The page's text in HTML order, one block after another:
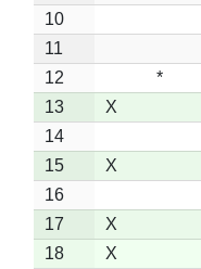
10
11
12
*
13
X
14
15
X
16
17
X
18
X